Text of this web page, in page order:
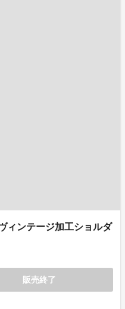
ィンテージ加工ショルダ
販売終了